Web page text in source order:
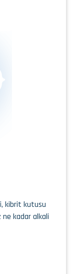
kibrit kutusu
ne kadar alkali